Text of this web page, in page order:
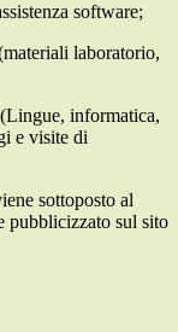
software;
laboratorio,
informatica,
e visite di
sottoposto al
pubblicizzato sul sito